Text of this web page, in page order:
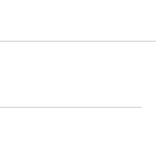
magazine și
persoane în